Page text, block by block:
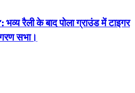
भव्य रैली के बाद पोला ग्राउंड में टाइगर
सभा।